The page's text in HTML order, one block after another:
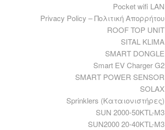
Pocket wifi LAN
Privacy Policy – Πολιτική Απορρήτου
ROOF TOP UNIT
SITAL KLIMA
SMART DONGLE
Smart EV Charger G2
SMART POWER SENSOR
SOLAX
Sprinklers (Καταιονιστήρες)
SUN 2000-50KTL-M3
SUN2000 20-40KTL-M3